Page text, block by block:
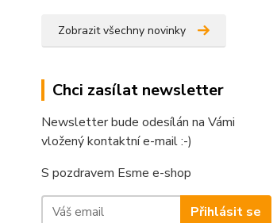
Zobrazit všechny novinky
Chci zasílat newsletter
Newsletter bude odesílán na Vámi
vložený kontaktní e-mail :-)
S pozdravem Esme e-shop
Přihlásit se